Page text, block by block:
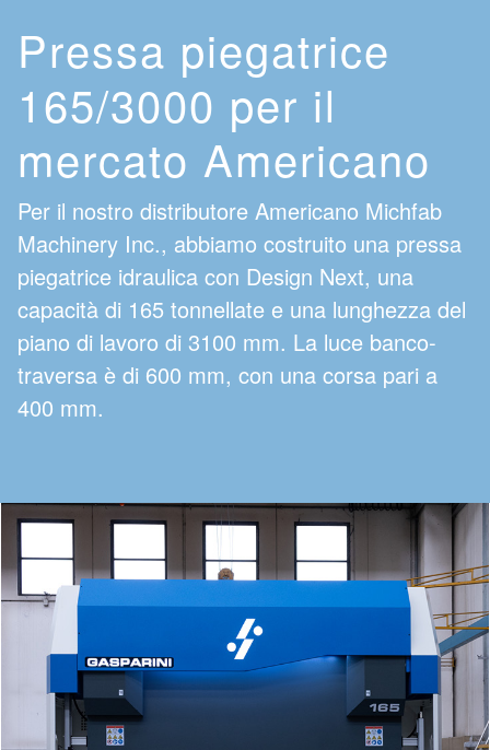
Pressa piegatrice
165/3000 per il
mercato Americano
Per il nostro distributore Americano Michfab
Machinery Inc., abbiamo costruito una pressa
piegatrice idraulica con Design Next, una
capacità di 165 tonnellate e una lunghezza del
piano di lavoro di 3100 mm. La luce banco-
traversa è di 600 mm, con una corsa pari a
400 mm.